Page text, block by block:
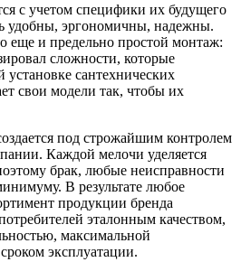
с учетом специфики их будущего
удобны, эргономичны, надежны.
еще и предельно простой монтаж:
сложности, которые
сантехнических
свои модели так, чтобы их
под строжайшим контролем
Каждой мелочи уделяется
брак, любые неисправности
В результате любое
продукции бренда
эталонным качеством,
максимальной
эксплуатации.